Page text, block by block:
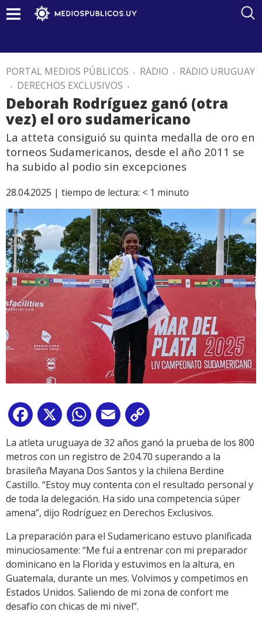
PORTAL MEDIOS PÚBLICOS . RADIO . RADIO URUGUAY
. DERECHOS EXCLUSIVOS .
Deborah Rodríguez ganó (otra
vez) el oro sudamericano
La atteta consiguió su quinta medalla de oro en
torneos Sudamericanos, desde el año 2011 se
ha subido al podio sin excepciones
28.04.2025 | tiempo de lectura: < 1 minuto
Facebook
X WhatsApp
Email
Link
La atleta uruguaya de 32 años ganó la prueba de los 800
metros con un registro de 2:04.70 superando a la
brasileña Mayana Dos Santos y la chilena Berdine
Castillo. “Estoy muy contenta con el resultado personal y
de toda la delegación. Ha sido una competencia súper
amena”, dijo Rodríguez en Derechos Exclusivos.
La preparación para el Sudamericano estuvo planificada
minuciosamente: “Me fui a entrenar con mi preparador
dominicano en la Florida y estuvimos en la altura, en
Guatemala, durante un mes. Volvimos y competimos en
Estados Unidos. Saliendo de mi zona de confort me
desafío con chicas de mi nivel”.